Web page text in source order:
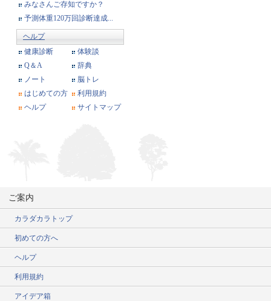
みなさんご存知ですか？
予測体重120万回診断達成...
ヘルプ
健康診断
体験談
Q＆A
辞典
ノート
脳トレ
はじめての方
利用規約
ヘルプ
サイトマップ
ご案内
カラダカラトップ
初めての方へ
ヘルプ
利用規約
アイデア箱